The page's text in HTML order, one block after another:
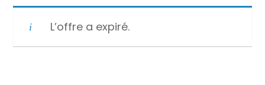
L’offre a expiré.